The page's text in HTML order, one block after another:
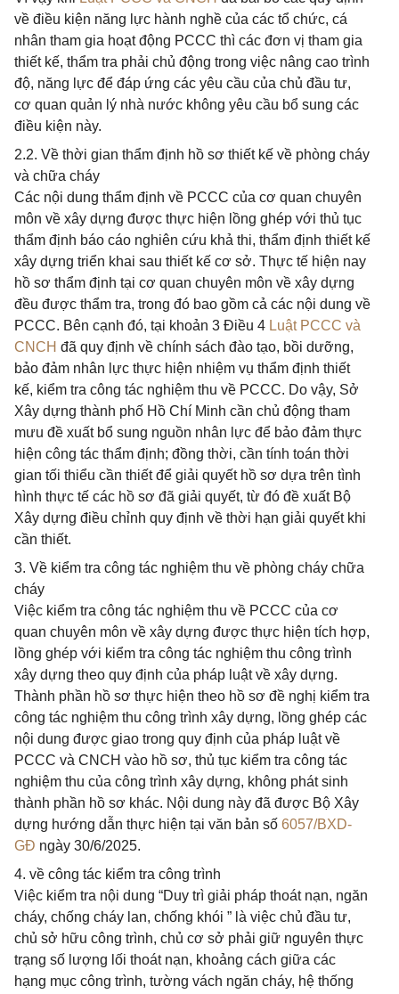
về điều kiện năng lực hành nghề của các tổ chức, cá
nhân tham gia hoạt động PCCC thì các đơn vị tham gia
thiết kế, thẩm tra phải chủ động trong việc nâng cao trình
độ, năng lực để đáp ứng các yêu cầu của chủ đầu tư,
cơ quan quản lý nhà nước không yêu cầu bổ sung các
điều kiện này.
2.2. Về thời gian thẩm định hồ sơ thiết kế về phòng cháy
và chữa cháy
Các nội dung thẩm định về PCCC của cơ quan chuyên
môn về xây dựng được thực hiện lồng ghép với thủ tục
thẩm định báo cáo nghiên cứu khả thi, thẩm định thiết kế
xây dựng triển khai sau thiết kế cơ sở. Thực tế hiện nay
hồ sơ thẩm định tại cơ quan chuyên môn về xây dựng
đều được thẩm tra, trong đó bao gồm cả các nội dung về
PCCC. Bên cạnh đó, tại khoản 3 Điều 4 Luật PCCC và
CNCH đã quy định về chính sách đào tạo, bồi dưỡng,
bảo đảm nhân lực thực hiện nhiệm vụ thẩm định thiết
kế, kiểm tra công tác nghiệm thu về PCCC. Do vậy, Sở
Xây dựng thành phố Hồ Chí Minh cần chủ động tham
mưu đề xuất bổ sung nguồn nhân lực để bảo đảm thực
hiện công tác thẩm định; đồng thời, cần tính toán thời
gian tối thiểu cần thiết để giải quyết hồ sơ dựa trên tình
hình thực tế các hồ sơ đã giải quyết, từ đó đề xuất Bộ
Xây dựng điều chỉnh quy định về thời hạn giải quyết khi
cần thiết.
3. Về kiểm tra công tác nghiệm thu về phòng cháy chữa
cháy
Việc kiểm tra công tác nghiệm thu về PCCC của cơ
quan chuyên môn về xây dựng được thực hiện tích hợp,
lồng ghép với kiểm tra công tác nghiệm thu công trình
xây dựng theo quy định của pháp luật về xây dựng.
Thành phần hồ sơ thực hiện theo hồ sơ đề nghị kiểm tra
công tác nghiệm thu công trình xây dựng, lồng ghép các
nội dung được giao trong quy định của pháp luật về
PCCC và CNCH vào hồ sơ, thủ tục kiểm tra công tác
nghiệm thu của công trình xây dựng, không phát sinh
thành phần hồ sơ khác. Nội dung này đã được Bộ Xây
dựng hướng dẫn thực hiện tại văn bản số 6057/BXD-
GĐ ngày 30/6/2025.
4. về công tác kiểm tra công trình
Việc kiểm tra nội dung “Duy trì giải pháp thoát nạn, ngăn
cháy, chống cháy lan, chống khói ” là việc chủ đầu tư,
chủ sở hữu công trình, chủ cơ sở phải giữ nguyên thực
trạng số lượng lối thoát nạn, khoảng cách giữa các
hạng mục công trình, tường vách ngăn cháy, hệ thống